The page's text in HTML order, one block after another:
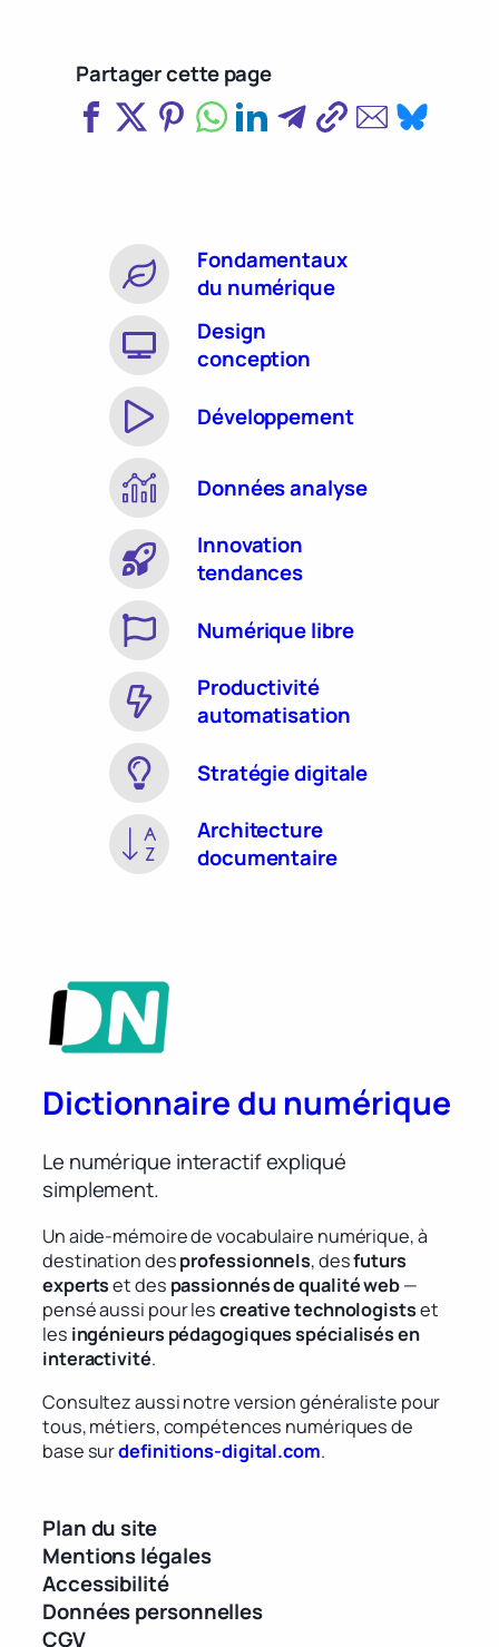
Partager cette page
Fondamentaux
du numérique
Design
conception
Développement
Données analyse
Innovation
tendances
Numérique libre
Productivité
automatisation
Stratégie digitale
Architecture
documentaire
Dictionnaire du numérique
Le numérique interactif expliqué
simplement.
Un aide-mémoire de vocabulaire numérique, à
destination desprofessionnels, desfuturs
expertset des passionnés de qualité web—
pensé aussi pour lescreative technologistset
les ingénieurs pédagogiques spécialisés en
interactivité.
Consultez aussi notre version généraliste pour
tous, métiers, compétences numériques de
base surdefinitions-digital.com.
Plan du site
Mentions légales
Accessibilité
Données personnelles
CGV